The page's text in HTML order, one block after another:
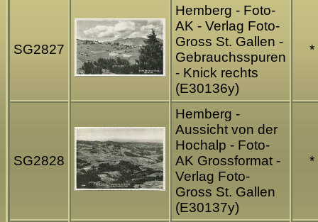
SG2827
Hemberg - Foto-
AK - Verlag Foto-
Gross St. Gallen -
Gebrauchsspuren
- Knick rechts
(E30136y)
*
SG2828
Hemberg -
Aussicht von der
Hochalp - Foto-
AK Grossformat -
Verlag Foto-
Gross St. Gallen
(E30137y)
*